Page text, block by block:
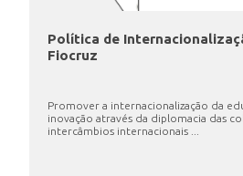
Política de
Fiocruz
Promover a internacionalização da
inovação através da diplomacia das
intercâmbios internacionais ...